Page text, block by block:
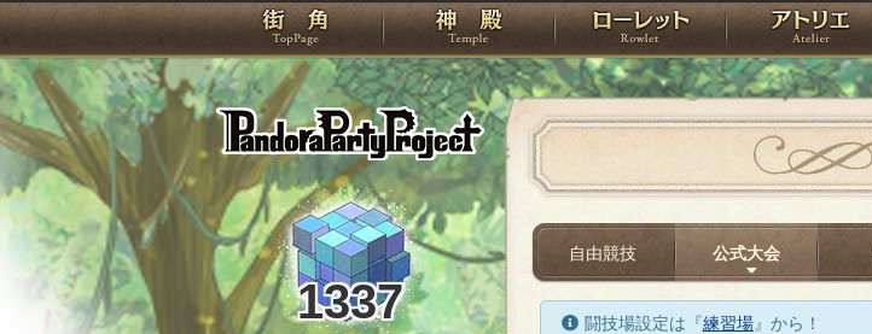
PandoraPartyProject
TOP 神殿 ローレット
1337
自由競技 公式大会
闘技場設定は『練習場』から！